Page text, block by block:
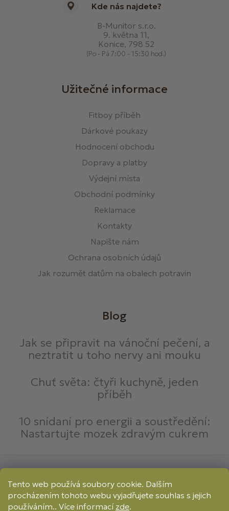
Tento web používá soubory cookie. Dalším
procházením tohoto webu vyjadřujete souhlas s jejich
používáním.. Více informací zde.
Kde nás najdete?
B-Munitor s.r.o.
9. května 11,
Konice, 798 52
(Po - Pá 7:00 - 15:30 hod.)
Užitečné informace
Fitboy příběh
Dárkové poukazy
Hodnocení obchodu
Dopravy a platby
Výdejní místa
Obchodní podmínky
Reklamace
Kontakty
Napište nám
Ochrana osobních údajů
Jak rozumět datům na obalech potravin
Blog
Jak se připravit na vánoční pečení, a
neztratit u toho nervy ani mouku
Chuť světa: čtyři kuchyně, jeden
příběh
10 snídaní pro energii a soustředění:
Nastartujte mozek zdravým cukrem
Online Převod Dobírka
Způsoby dopravy: